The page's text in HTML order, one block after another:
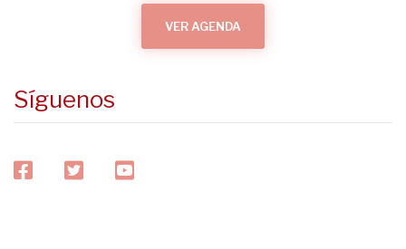
VER AGENDA
Síguenos
facebooktwitteryoutube